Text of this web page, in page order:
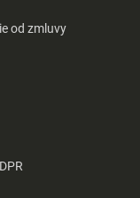
od zmluvy